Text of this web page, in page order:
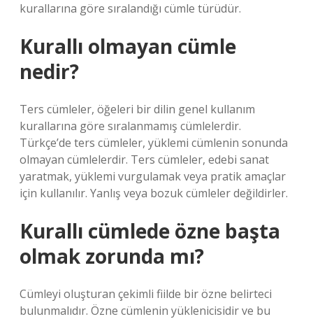
kurallarına göre sıralandığı cümle türüdür.
Kurallı olmayan cümle
nedir?
Ters cümleler, öğeleri bir dilin genel kullanım
kurallarına göre sıralanmamış cümlelerdir.
Türkçe’de ters cümleler, yüklemi cümlenin sonunda
olmayan cümlelerdir. Ters cümleler, edebi sanat
yaratmak, yüklemi vurgulamak veya pratik amaçlar
için kullanılır. Yanlış veya bozuk cümleler değildirler.
Kurallı cümlede özne başta
olmak zorunda mı?
Cümleyi oluşturan çekimli fiilde bir özne belirteci
bulunmalıdır. Özne cümlenin yüklenicisidir ve bu